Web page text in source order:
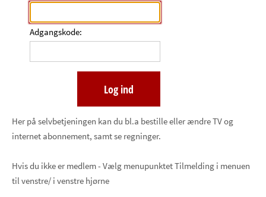
Adgangskode:
Her på selvbetjeningen kan du bl.a bestille eller ændre TV og
internet abonnement, samt se regninger.
Hvis du ikke er medlem - Vælg menupunktet Tilmelding i menuen
til venstre/ i venstre hjørne